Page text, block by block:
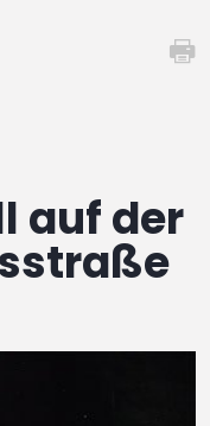
auf der